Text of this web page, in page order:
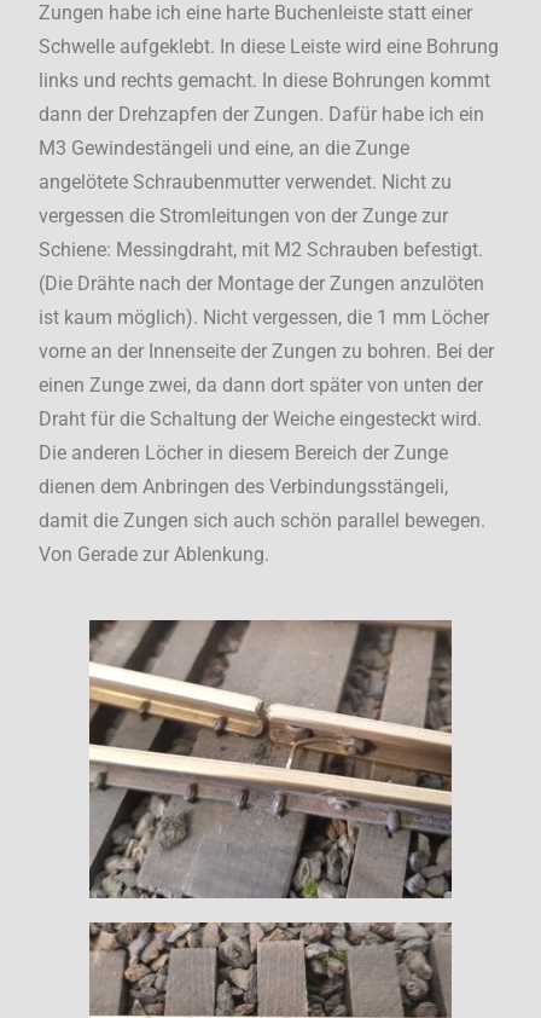
Zungen habe ich eine harte Buchenleiste statt einer
Schwelle aufgeklebt. In diese Leiste wird eine Bohrung
links und rechts gemacht. In diese Bohrungen kommt
dann der Drehzapfen der Zungen. Dafür habe ich ein
M3 Gewindestängeli und eine, an die Zunge
angelötete Schraubenmutter verwendet. Nicht zu
vergessen die Stromleitungen von der Zunge zur
Schiene: Messingdraht, mit M2 Schrauben befestigt.
(Die Drähte nach der Montage der Zungen anzulöten
ist kaum möglich). Nicht vergessen, die 1 mm Löcher
vorne an der Innenseite der Zungen zu bohren. Bei der
einen Zunge zwei, da dann dort später von unten der
Draht für die Schaltung der Weiche eingesteckt wird.
Die anderen Löcher in diesem Bereich der Zunge
dienen dem Anbringen des Verbindungsstängeli,
damit die Zungen sich auch schön parallel bewegen.
Von Gerade zur Ablenkung.